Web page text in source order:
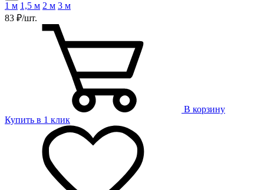
1 м 1,5 м 2 м 3 м
83 ₽/шт.
В корзину
Купить в 1 клик